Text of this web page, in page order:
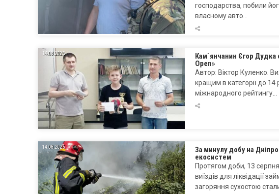
господарства, побили
власному авто…
14.08.2025
Кам`янчанин Єгор Дудка
Open»
Автор: Віктор Куленко.
кращим в категорії до 14
міжнародного рейтингу…
14.08.2025
За минулу добу на
екосистем
Протягом доби, 13
виїздів для ліквідації
загоряння сухостою